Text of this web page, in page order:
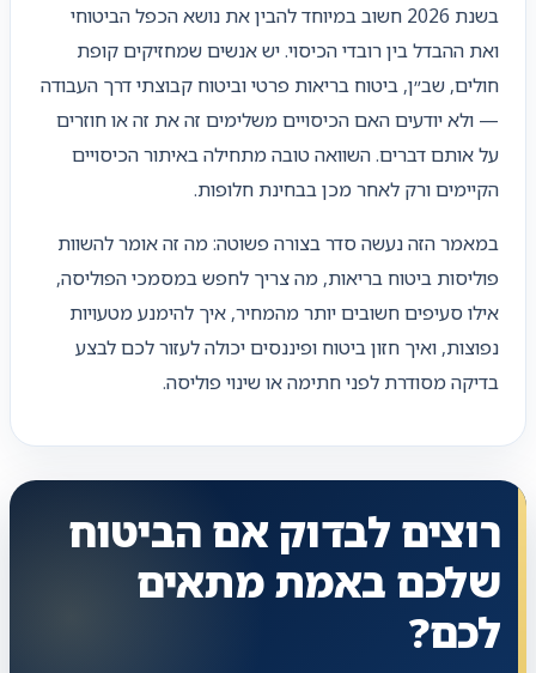
בשנת 2026 חשוב במיוחד להבין את נושא הכפל הביטוחי
ואת ההבדל בין רובדי הכיסוי. יש אנשים שמחזיקים קופת
חולים, שב״ן, ביטוח בריאות פרטי וביטוח קבוצתי דרך העבודה
— ולא יודעים האם הכיסויים משלימים זה את זה או חוזרים
על אותם דברים. השוואה טובה מתחילה באיתור הכיסויים
הקיימים ורק לאחר מכן בבחינת חלופות.
במאמר הזה נעשה סדר בצורה פשוטה: מה זה אומר להשוות
פוליסות ביטוח בריאות, מה צריך לחפש במסמכי הפוליסה,
אילו סעיפים חשובים יותר מהמחיר, איך להימנע מטעויות
נפוצות, ואיך חזון ביטוח ופיננסים יכולה לעזור לכם לבצע
בדיקה מסודרת לפני חתימה או שינוי פוליסה.
רוצים לבדוק אם הביטוח
שלכם באמת מתאים
לכם?